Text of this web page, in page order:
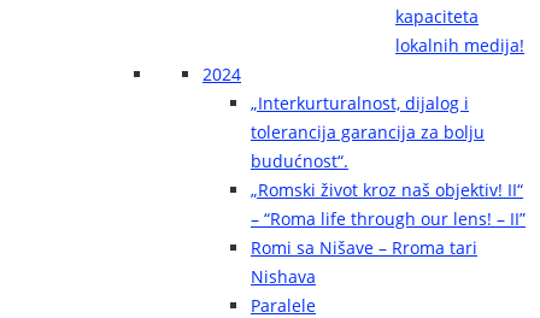
kapaciteta
lokalnih medija!
2024
„Interkurturalnost, dijalog i
tolerancija garancija za bolju
budućnost“.
„Romski život kroz naš objektiv! II“
– “Roma life through our lens! – II”
Romi sa Nišave – Rroma tari
Nishava
Paralele